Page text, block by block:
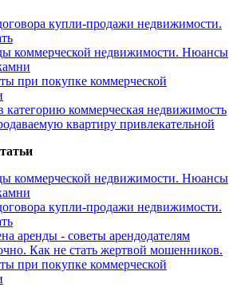
купли-продажи недвижимости.
коммерческой недвижимости. Нюансы
при покупке коммерческой
категорию коммерческая недвижимость
квартиру привлекательной
коммерческой недвижимости. Нюансы
купли-продажи недвижимости.
аренды - советы арендодателям
Как не стать жертвой мошенников.
при покупке коммерческой